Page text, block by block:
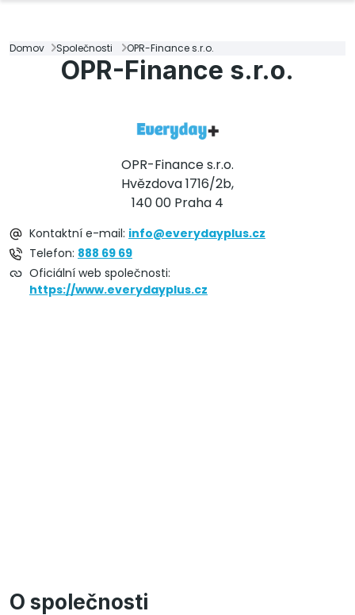
Domov Společnosti OPR-Finance s.r.o.
OPR-Finance s.r.o.
OPR-Finance s.r.o.
Hvězdova 1716/2b,
140 00 Praha 4
Kontaktní e-mail: info@everydayplus.cz
Telefon: 888 69 69
Oficiální web společnosti:
https://www.everydayplus.cz
O společnosti